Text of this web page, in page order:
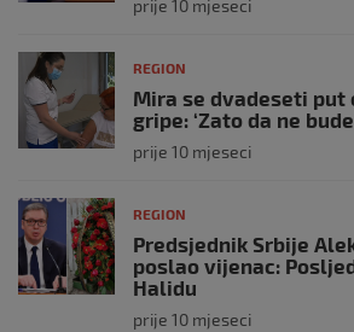
prije 10 mjeseci
REGION
Mira se dvadeseti
gripe: ‘Zato da ne
prije 10 mjeseci
REGION
Predsjednik Srbije
poslao vijenac:
Halidu
prije 10 mjeseci